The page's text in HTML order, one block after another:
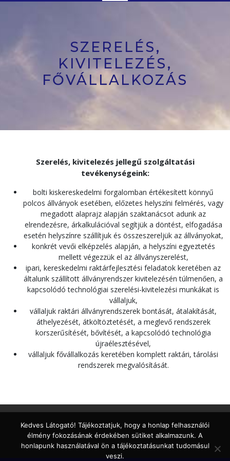
Button
SZERELÉS,
KIVITELEZÉS,
FŐVÁLLALKOZÁS
Szerelés, kivitelezés jellegű szolgáltatási
tevékenységeink:
bolti kiskereskedelmi forgalomban értékesített könnyű
polcos állványok esetében, előzetes helyszíni felmérés, vagy
megadott alaprajz alapján szaktanácsot adunk az
elrendezésre, árkalkulációval segítjük a döntést, elfogadása
esetén helyszínre szállítjuk és összeszereljük az állványokat,
konkrét vevői elképzelés alapján, a helyszíni egyeztetés
mellett végezzük el az állványszerelést,
ipari, kereskedelmi raktárfejlesztési feladatok keretében az
általunk szállított állványrendszer kivitelezésén túlmenően, a
kapcsolódó technológiai szerelési-kivitelezési munkákat is
vállaljuk,
vállaljuk raktári állványrendszerek bontását, átalakítását,
áthelyezését, átköltöztetését, a meglevő rendszerek
korszerűsítését, bővítését, a kapcsolódó technológia
újraélesztésével,
vállaljuk fővállalkozás keretében komplett raktári, tárolási
rendszerek megvalósítását.
Kedves Látogató! Tájékoztatjuk, hogy a honlap felhasználói
élmény fokozásának érdekében sütiket alkalmazunk. A
honlapunk használatával ön a tájékoztatásunkat tudomásul
veszi.